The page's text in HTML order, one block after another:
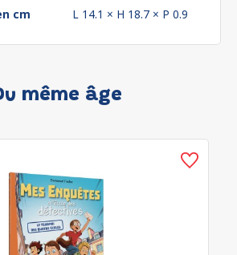
cm
L 14.1 × H 18.7 × P 0.9
même âge